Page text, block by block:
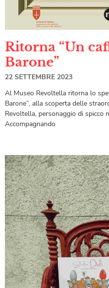
Ritorna “Un
Barone”
22 SETTEMBRE 2023
Al Museo Revoltella ritorna lo
Barone”, alla scoperta delle
Revoltella, personaggio di spicco
Accompagnando